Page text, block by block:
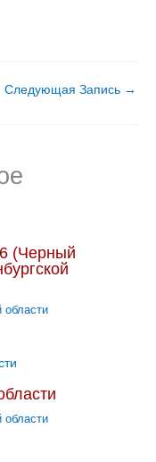
Следующая Запись →
(Черный